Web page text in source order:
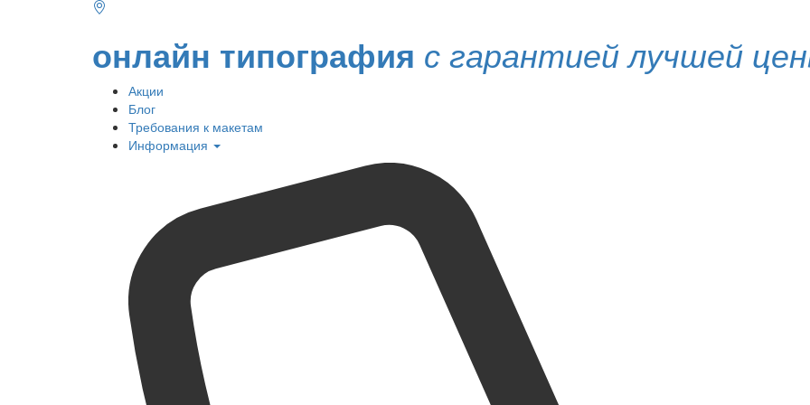
онлайн типография с гарантией лучшей
Акции
Блог
Требования к макетам
Информация